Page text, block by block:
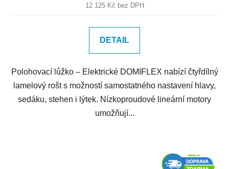
12 125 Kč bez DPH
DETAIL
Polohovací lůžko – Elektrické DOMIFLEX nabízí čtyřdílný
lamelový rošt s možností samostatného nastavení hlavy,
sedáku, stehen i lýtek. Nízkoproudové lineární motory
umožňují...